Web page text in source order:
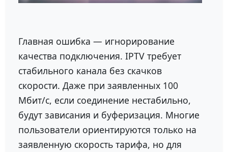
Главная ошибка — игнорирование
качества подключения. IPTV требует
стабильного канала без скачков
скорости. Даже при заявленных 100
Мбит/с, если соединение нестабильно,
будут зависания и буферизация. Многие
пользователи ориентируются только на
заявленную скорость тарифа, но для